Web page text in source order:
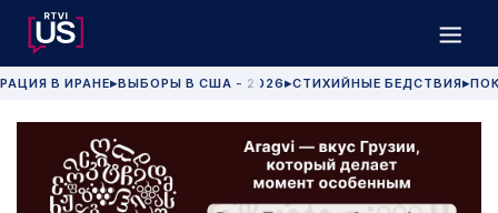
В ИРАНЕ▶ВЫБОРЫ В США - 2026 ▶СТИХИЙНЫЕ БЕДСТВИЯ▶